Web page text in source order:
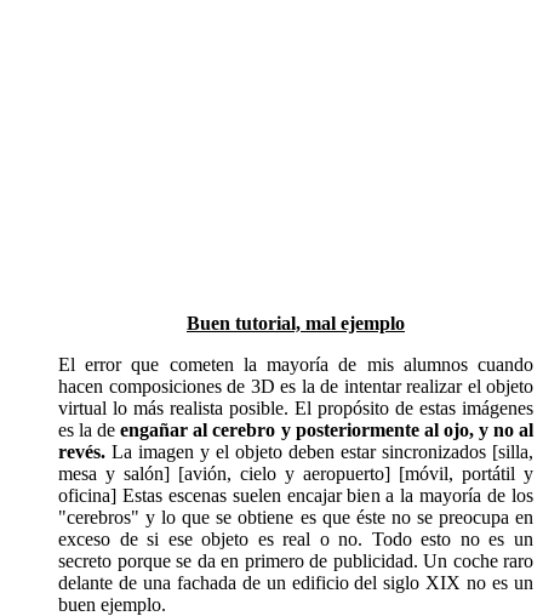
Buen tutorial, mal ejemplo
El error que cometen la mayoría de mis alumnos cuando
hacen composiciones de 3D es la de intentar realizar el objeto
virtual lo más realista posible. El propósito de estas imágenes
es la de engañar al cerebro y posteriormente al ojo, y no al
revés. La imagen y el objeto deben estar sincronizados [silla,
mesa y salón] [avión, cielo y aeropuerto] [móvil, portátil y
oficina] Estas escenas suelen encajar bien a la mayoría de los
"cerebros" y lo que se obtiene es que éste no se preocupa en
exceso de si ese objeto es real o no. Todo esto no es un
secreto porque se da en primero de publicidad. Un coche raro
delante de una fachada de un edificio del siglo XIX no es un
buen ejemplo.